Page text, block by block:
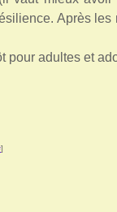
Après
adultes et
]